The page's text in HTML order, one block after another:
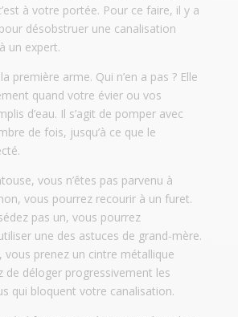
à votre portée. Pour ce faire, il y a
désobstruer une canalisation
un expert.
première arme. Qui n’en a pas ? Elle
quand votre évier ou vos
d’eau. Il s’agit de pomper avec
de fois, jusqu’à ce que le
vous n’êtes pas parvenu à
vous pourrez recourir à un furet.
pas un, vous pourrez
une des astuces de grand-mère.
vous prenez un cintre métallique
de déloger progressivement les
qui bloquent votre canalisation.